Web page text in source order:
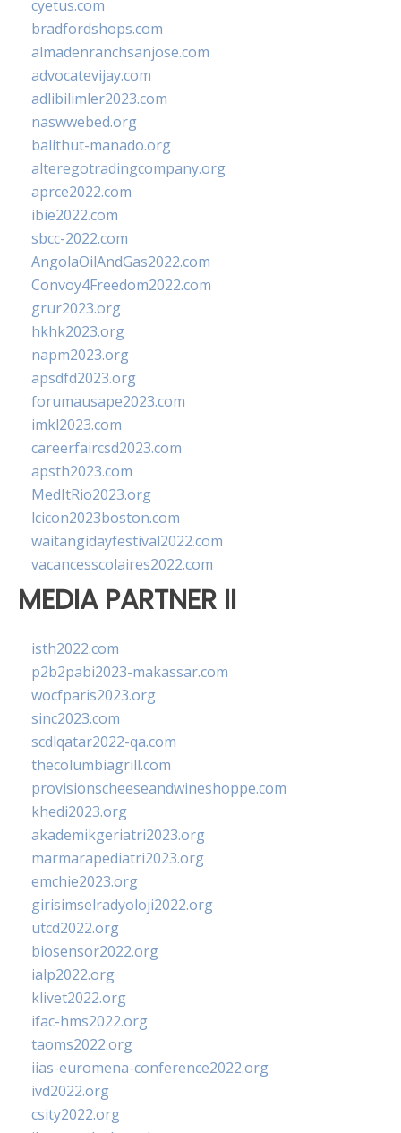
cyetus.com
bradfordshops.com
almadenranchsanjose.com
advocatevijay.com
adlibilimler2023.com
naswwebed.org
balithut-manado.org
alteregotradingcompany.org
aprce2022.com
ibie2022.com
sbcc-2022.com
AngolaOilAndGas2022.com
Convoy4Freedom2022.com
grur2023.org
hkhk2023.org
napm2023.org
apsdfd2023.org
forumausape2023.com
imkl2023.com
careerfaircsd2023.com
apsth2023.com
MedItRio2023.org
lcicon2023boston.com
waitangidayfestival2022.com
vacancesscolaires2022.com
MEDIA PARTNER II
isth2022.com
p2b2pabi2023-makassar.com
wocfparis2023.org
sinc2023.com
scdlqatar2022-qa.com
thecolumbiagrill.com
provisionscheeseandwineshoppe.com
khedi2023.org
akademikgeriatri2023.org
marmarapediatri2023.org
emchie2023.org
girisimselradyoloji2022.org
utcd2022.org
biosensor2022.org
ialp2022.org
klivet2022.org
ifac-hms2022.org
taoms2022.org
iias-euromena-conference2022.org
ivd2022.org
csity2022.org